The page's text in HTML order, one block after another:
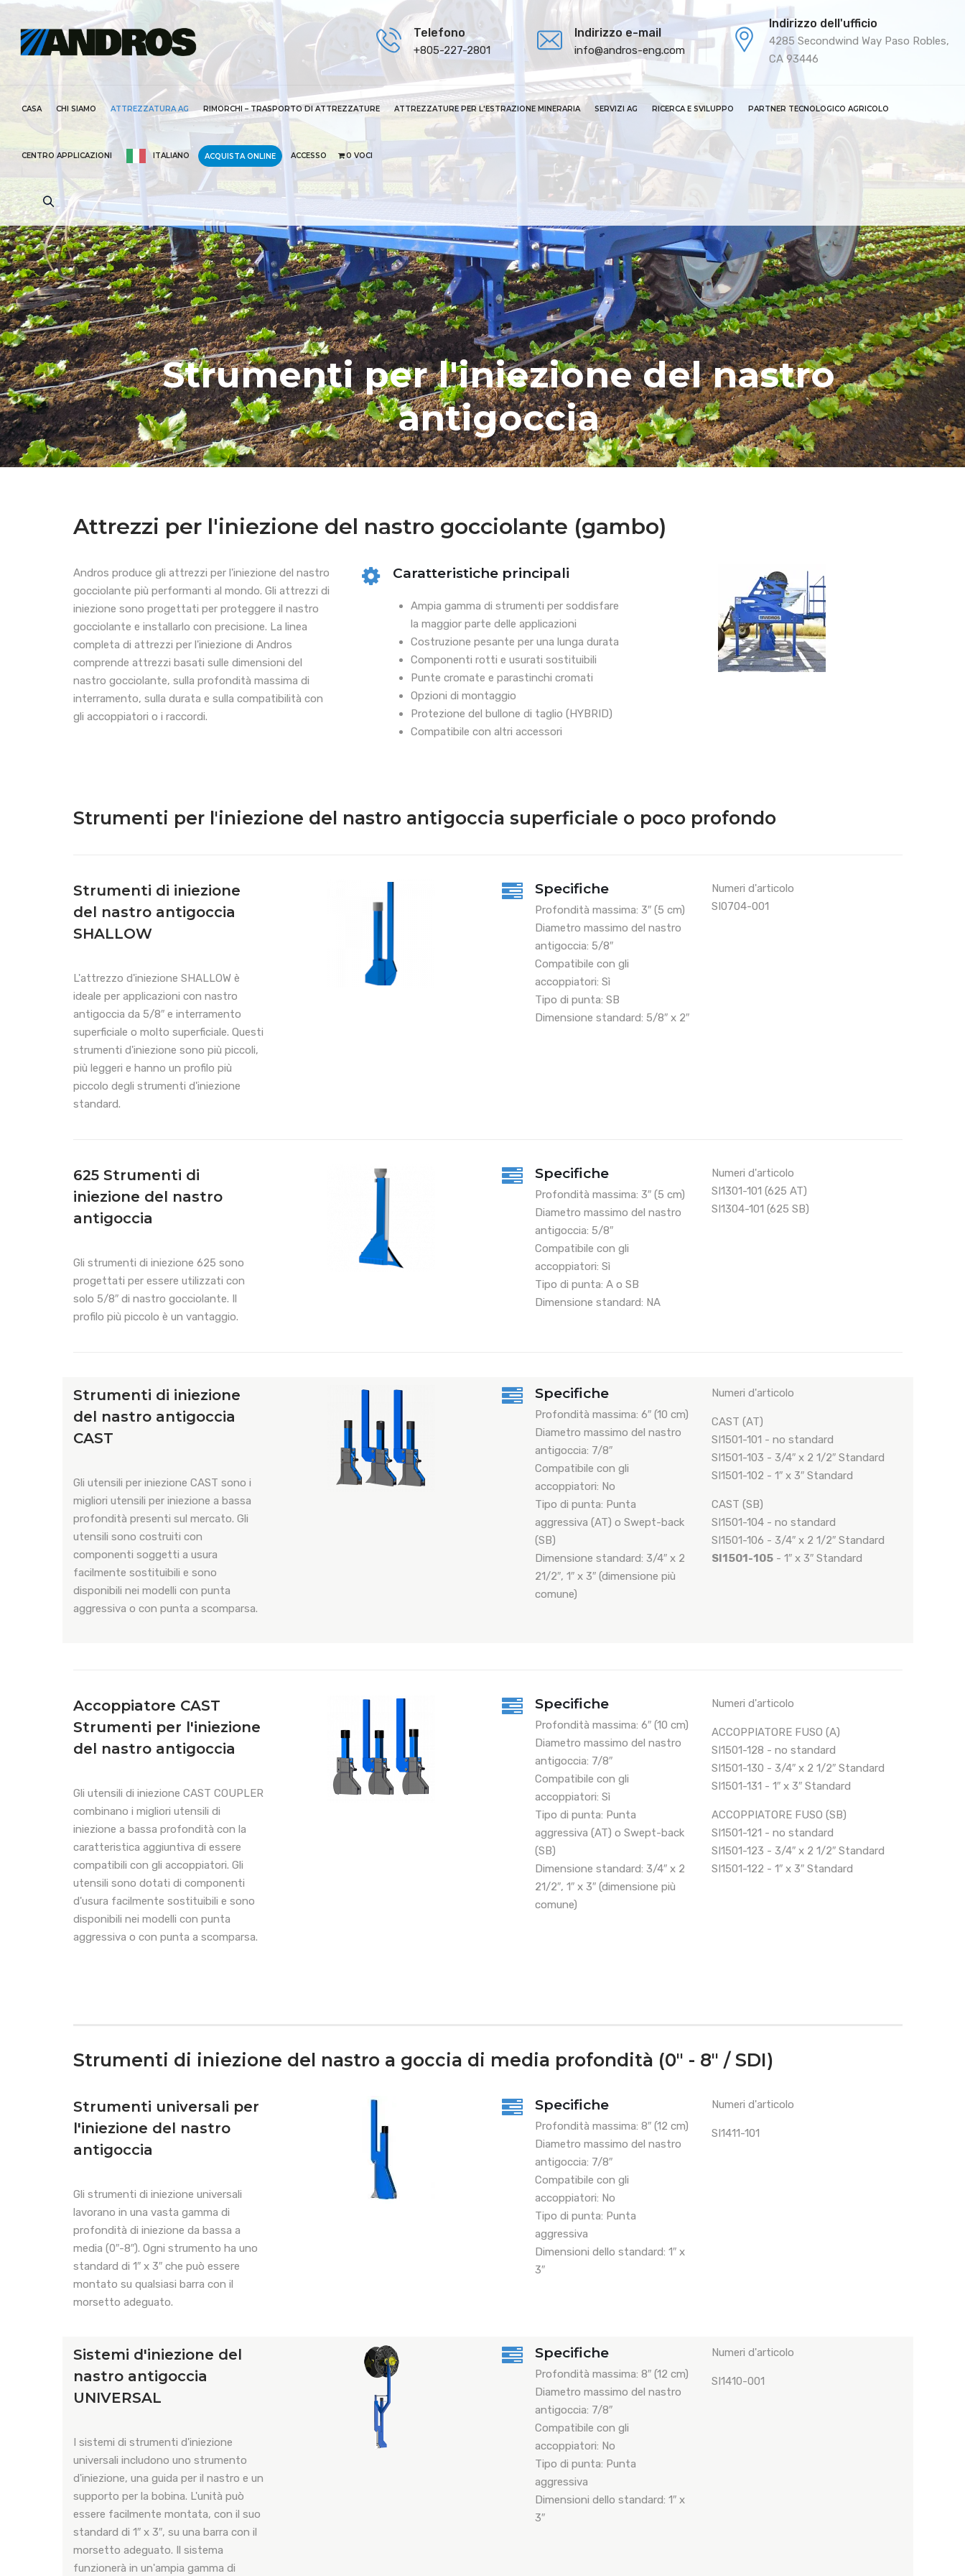
Telefono
+805-227-2801
Indirizzo e-mail
info@andros-eng.com
Indirizzo dell'ufficio
4285 Secondwind Way Paso Robles,
CA 93446
CASA CHI SIAMO ATTREZZATURA AG RIMORCHI – TRASPORTO DI ATTREZZATURE ATTREZZATURE PER L'ESTRAZIONE MINERARIA SERVIZI AG RICERCA E SVILUPPO PARTNER TECNOLOGICO AGRICOLO
CENTRO APPLICAZIONI ITALIANO ACQUISTA ONLINE ACCESSO 0 VOCI
Strumenti per l'iniezione del nastro
antigoccia
Attrezzi per l'iniezione del nastro gocciolante (gambo)
Andros produce gli attrezzi per l'iniezione del nastro
gocciolante più performanti al mondo. Gli attrezzi di
iniezione sono progettati per proteggere il nastro
gocciolante e installarlo con precisione. La linea
completa di attrezzi per l'iniezione di Andros
comprende attrezzi basati sulle dimensioni del
nastro gocciolante, sulla profondità massima di
interramento, sulla durata e sulla compatibilità con
gli accoppiatori o i raccordi.
Caratteristiche principali
Ampia gamma di strumenti per soddisfare
la maggior parte delle applicazioni
Costruzione pesante per una lunga durata
Componenti rotti e usurati sostituibili
Punte cromate e parastinchi cromati
Opzioni di montaggio
Protezione del bullone di taglio (HYBRID)
Compatibile con altri accessori
Strumenti per l'iniezione del nastro antigoccia superficiale o poco profondo
Strumenti di iniezione
del nastro antigoccia
SHALLOW
L'attrezzo d'iniezione SHALLOW è
ideale per applicazioni con nastro
antigoccia da 5/8″ e interramento
superficiale o molto superficiale. Questi
strumenti d'iniezione sono più piccoli,
più leggeri e hanno un profilo più
piccolo degli strumenti d'iniezione
standard.
Specifiche
Profondità massima: 3″ (5 cm)
Diametro massimo del nastro
antigoccia: 5/8″
Compatibile con gli
accoppiatori: Sì
Tipo di punta: SB
Dimensione standard: 5/8″ x 2″
Numeri d'articolo
SI0704-001
625 Strumenti di
iniezione del nastro
antigoccia
Gli strumenti di iniezione 625 sono
progettati per essere utilizzati con
solo 5/8″ di nastro gocciolante. Il
profilo più piccolo è un vantaggio.
Specifiche
Profondità massima: 3″ (5 cm)
Diametro massimo del nastro
antigoccia: 5/8″
Compatibile con gli
accoppiatori: Sì
Tipo di punta: A o SB
Dimensione standard: NA
Numeri d'articolo
SI1301-101 (625 AT)
SI1304-101 (625 SB)
Strumenti di iniezione
del nastro antigoccia
CAST
Gli utensili per iniezione CAST sono i
migliori utensili per iniezione a bassa
profondità presenti sul mercato. Gli
utensili sono costruiti con
componenti soggetti a usura
facilmente sostituibili e sono
disponibili nei modelli con punta
aggressiva o con punta a scomparsa.
Specifiche
Profondità massima: 6″ (10 cm)
Diametro massimo del nastro
antigoccia: 7/8″
Compatibile con gli
accoppiatori: No
Tipo di punta: Punta
aggressiva (AT) o Swept-back
(SB)
Dimensione standard: 3/4″ x 2
21/2″, 1″ x 3″ (dimensione più
comune)
Numeri d'articolo
CAST (AT)
SI1501-101 - no standard
SI1501-103 - 3/4″ x 2 1/2″ Standard
SI1501-102 - 1″ x 3″ Standard
CAST (SB)
SI1501-104 - no standard
SI1501-106 - 3/4″ x 2 1/2″ Standard
SI1501-105- 1″ x 3″ Standard
Accoppiatore CAST
Strumenti per l'iniezione
del nastro antigoccia
Gli utensili di iniezione CAST COUPLER
combinano i migliori utensili di
iniezione a bassa profondità con la
caratteristica aggiuntiva di essere
compatibili con gli accoppiatori. Gli
utensili sono dotati di componenti
d'usura facilmente sostituibili e sono
disponibili nei modelli con punta
aggressiva o con punta a scomparsa.
Specifiche
Profondità massima: 6″ (10 cm)
Diametro massimo del nastro
antigoccia: 7/8″
Compatibile con gli
accoppiatori: Sì
Tipo di punta: Punta
aggressiva (AT) o Swept-back
(SB)
Dimensione standard: 3/4″ x 2
21/2″, 1″ x 3″ (dimensione più
comune)
Numeri d'articolo
ACCOPPIATORE FUSO (A)
SI1501-128 - no standard
SI1501-130 - 3/4″ x 2 1/2″ Standard
SI1501-131 - 1″ x 3″ Standard
ACCOPPIATORE FUSO (SB)
SI1501-121 - no standard
SI1501-123 - 3/4″ x 2 1/2″ Standard
SI1501-122 - 1″ x 3″ Standard
Strumenti di iniezione del nastro a goccia di media profondità (0″ - 8″ / SDI)
Strumenti universali per
l'iniezione del nastro
antigoccia
Gli strumenti di iniezione universali
lavorano in una vasta gamma di
profondità di iniezione da bassa a
media (0″-8″). Ogni strumento ha uno
standard di 1″ x 3″ che può essere
montato su qualsiasi barra con il
morsetto adeguato.
Specifiche
Profondità massima: 8″ (12 cm)
Diametro massimo del nastro
antigoccia: 7/8″
Compatibile con gli
accoppiatori: No
Tipo di punta: Punta
aggressiva
Dimensioni dello standard: 1″ x
3″
Numeri d'articolo
SI1411-101
Sistemi d'iniezione del
nastro antigoccia
UNIVERSAL
I sistemi di strumenti d'iniezione
universali includono uno strumento
d'iniezione, una guida per il nastro e un
supporto per la bobina. L'unità può
essere facilmente montata, con il suo
standard di 1″ x 3″, su una barra con il
morsetto adeguato. Il sistema
funzionerà in un'ampia gamma di
Specifiche
Profondità massima: 8″ (12 cm)
Diametro massimo del nastro
antigoccia: 7/8″
Compatibile con gli
accoppiatori: No
Tipo di punta: Punta
aggressiva
Dimensioni dello standard: 1″ x
3″
Numeri d'articolo
SI1410-001